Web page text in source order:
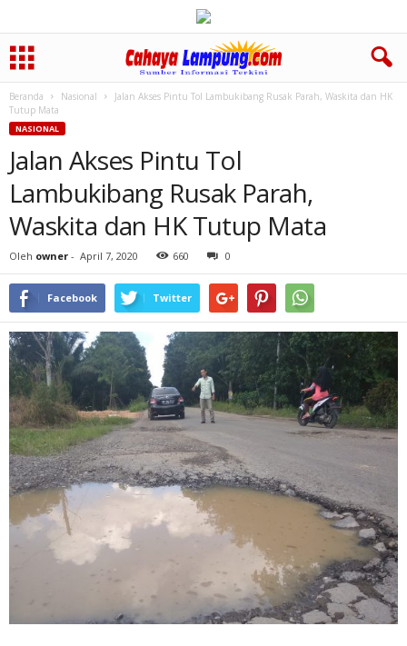
Beranda Nasional
Jalan Akses Pintu Tol Lambukibang Rusak Parah, Waskita dan HK
Tutup Mata
NASIONAL
Jalan Akses Pintu Tol
Lambukibang Rusak Parah,
Waskita dan HK Tutup Mata
Oleh owner - April 7, 2020 660 0
Facebook Twitter